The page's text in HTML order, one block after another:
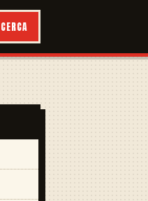
CERCA